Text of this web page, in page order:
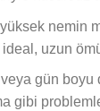
nemin
uzun
gün boyu
gibi